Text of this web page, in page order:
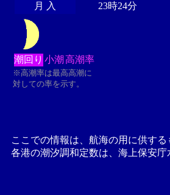
月 入
23時24分
潮回り 小潮 高潮率
※高潮率は最高高潮に
対しての率を示す。
ここでの情報は、航海の用に供す
各港の潮汐調和定数は、海上保安